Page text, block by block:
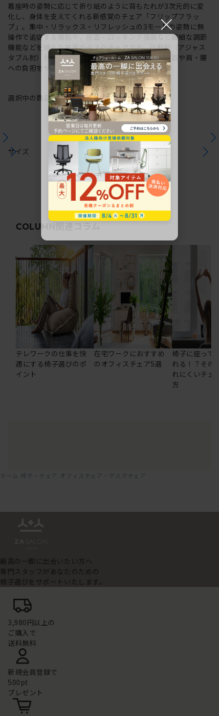
着座時の姿勢に応じて折り紙のように背もたれが3次元的に変
化し、身体を支えてくれる新感覚のチェア「フリップフラッ
プ」。集中・リラックス・リフレッシュの3モードの姿勢に無
操作で追従する機能や、座面・ロッキング強弱など繊細な調節
機能などを備えた充実のタスクチェアです。可動肘（アジャス
タブル肘）付タイプは長時間のパソコン作業による首や肩・腰
への負担をやわらげます。
選択中の商品情報保証注意事項
サイズ
COLUMN 関連コラム
テレワークの仕事を快
適にする椅子選びのポ
イント
在宅ワークにおすすめ
のオフィスチェア5選
椅子に座って
れる！？その
れにくいチェ
方
ホーム 椅子・チェア オフィスチェア・デスクチェア
最高の一脚に出会いたい方へ
専門スタッフがあなたのための
椅子選びをサポートいたします。
3,980円以上の
ご購入で
送料無料
新規会員登録で
500pt
プレゼント
×